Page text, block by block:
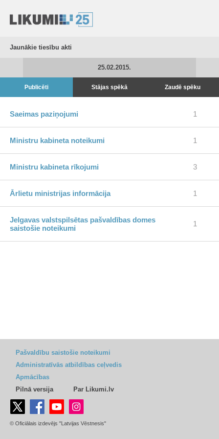
Jaunākie tiesību akti
25.02.2015.
Publicēti Stājas spēkā Zaudē spēku
Saeimas paziņojumi 1
Ministru kabineta noteikumi 1
Ministru kabineta rīkojumi 3
Ārlietu ministrijas informācija 1
Jelgavas valstspilsētas pašvaldības domes
saistošie noteikumi
1
Pašvaldību saistošie noteikumi
Administratīvās atbildības ceļvedis
Apmācības
Pilnā versija
Par Likumi.lv
© Oficiālais izdevējs "Latvijas Vēstnesis"